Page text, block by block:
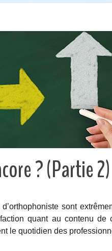
? (Partie 2)
sont
quant au contenu de
le quotidien des